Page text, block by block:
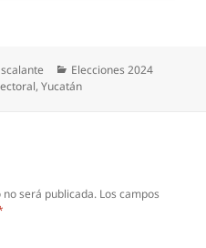
Categorías
Elecciones 2024
,Yucatán
será publicada. Los campos